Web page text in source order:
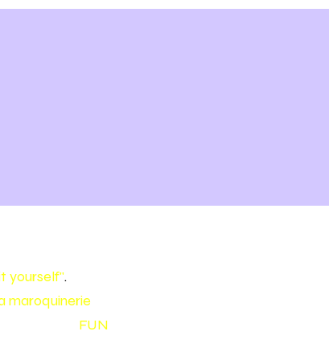
yourself".
maroquinerie
FUN